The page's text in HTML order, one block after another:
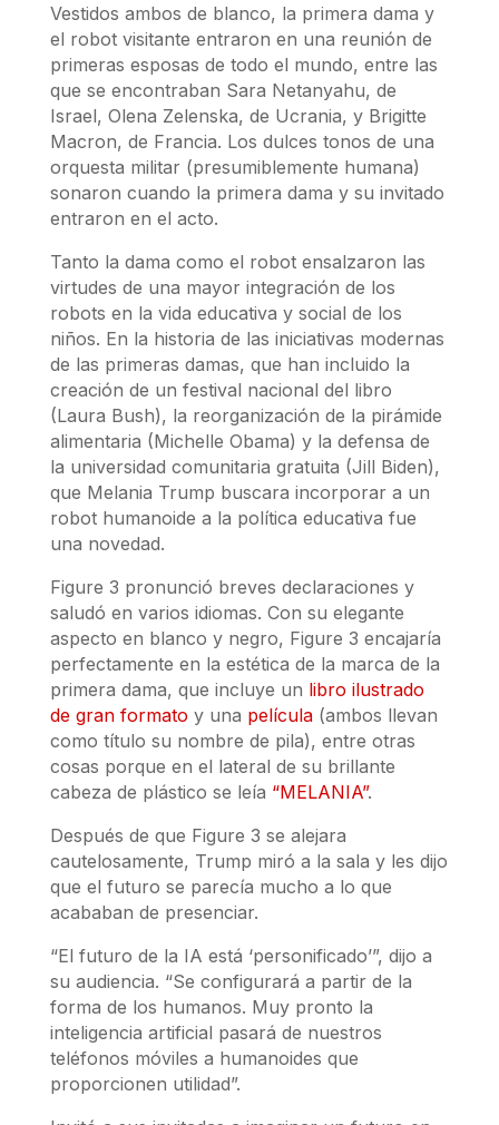
Vestidos ambos de blanco, la primera dama y
el robot visitante entraron en una reunión de
primeras esposas de todo el mundo, entre las
que se encontraban Sara Netanyahu, de
Israel, Olena Zelenska, de Ucrania, y Brigitte
Macron, de Francia. Los dulces tonos de una
orquesta militar (presumiblemente humana)
sonaron cuando la primera dama y su invitado
entraron en el acto.
Tanto la dama como el robot ensalzaron las
virtudes de una mayor integración de los
robots en la vida educativa y social de los
niños. En la historia de las iniciativas modernas
de las primeras damas, que han incluido la
creación de un festival nacional del libro
(Laura Bush), la reorganización de la pirámide
alimentaria (Michelle Obama) y la defensa de
la universidad comunitaria gratuita (Jill Biden),
que Melania Trump buscara incorporar a un
robot humanoide a la política educativa fue
una novedad.
Figure 3 pronunció breves declaraciones y
saludó en varios idiomas. Con su elegante
aspecto en blanco y negro, Figure 3 encajaría
perfectamente en la estética de la marca de la
primera dama, que incluye un libro ilustrado
de gran formato y una película(ambos llevan
como título su nombre de pila), entre otras
cosas porque en el lateral de su brillante
cabeza de plástico se leía “MELANIA”.
Después de que Figure 3 se alejara
cautelosamente, Trump miró a la sala y les dijo
que el futuro se parecía mucho a lo que
acababan de presenciar.
“El futuro de la IA está ‘personificado’”, dijo a
su audiencia. “Se configurará a partir de la
forma de los humanos. Muy pronto la
inteligencia artificial pasará de nuestros
teléfonos móviles a humanoides que
proporcionen utilidad”.